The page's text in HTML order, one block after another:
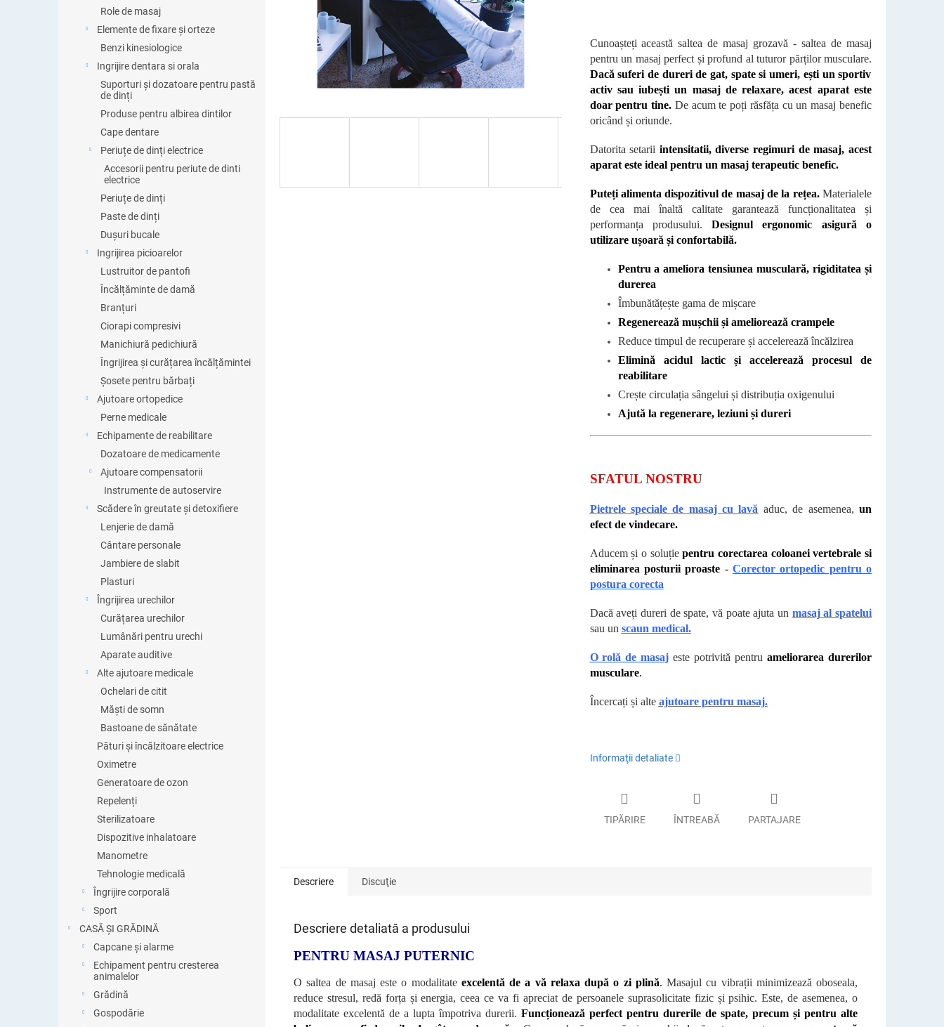
Role de masaj
Elemente de fixare și orteze
Benzi kinesiologice
Ingrijire dentara si orala
Suporturi și dozatoare pentru pastă
de dinți
Produse pentru albirea dintilor
Cape dentare
Periuțe de dinți electrice
Accesorii pentru periute de dinti
electrice
Periuțe de dinți
Paste de dinți
Dușuri bucale
Ingrijirea picioarelor
Lustruitor de pantofi
Încălțăminte de damă
Branțuri
Ciorapi compresivi
Manichiură pedichiură
Îngrijirea și curățarea încălțămintei
Șosete pentru bărbați
Ajutoare ortopedice
Perne medicale
Echipamente de reabilitare
Dozatoare de medicamente
Ajutoare compensatorii
Instrumente de autoservire
Scădere în greutate și detoxifiere
Lenjerie de damă
Cântare personale
Jambiere de slabit
Plasturi
Îngrijirea urechilor
Curățarea urechilor
Lumânări pentru urechi
Aparate auditive
Alte ajutoare medicale
Ochelari de citit
Măști de somn
Bastoane de sănătate
Pături și încălzitoare electrice
Oximetre
Generatoare de ozon
Repelenți
Sterilizatoare
Dispozitive inhalatoare
Manometre
Tehnologie medicală
Îngrijire corporală
Sport
CASĂ ȘI GRĂDINĂ
Capcane și alarme
Echipament pentru cresterea
animalelor
Grădină
Gospodărie
Cunoașteți această saltea de masaj grozavă - saltea de masaj
pentru un masaj perfect și profund al tuturor părților musculare.
Dacă suferi de dureri de gat, spate si umeri, ești un sportiv
activ sau iubești un masaj de relaxare, acest aparat este
doar pentru tine. De acum te poți răsfăța cu un masaj benefic
oricând și oriunde.
Datorita setarii intensitatii, diverse regimuri de masaj, acest
aparat este ideal pentru un masaj terapeutic benefic.
Puteți alimenta dispozitivul de masaj de la rețea.Materialele
de cea mai înaltă calitate garantează funcționalitatea și
performanța produsului.Designul ergonomic asigură o
utilizare ușoară și confortabilă.
Pentru a ameliora tensiunea musculară, rigiditatea și
durerea
Îmbunătățește gama de mișcare
Regenerează mușchii și ameliorează crampele
Reduce timpul de recuperare și accelerează încălzirea
Elimină acidul lactic și accelerează procesul de
reabilitare
Crește circulația sângelui și distribuția oxigenului
Ajută la regenerare, leziuni și dureri
SFATUL NOSTRU
Pietrele speciale de masaj cu lavă aduc, de asemenea,un
efect de vindecare.
Aducem și o soluțiepentru corectarea coloanei vertebrale si
eliminarea posturii proaste - Corector ortopedic pentru o
postura corecta
Dacă aveți dureri de spate, vă poate ajuta un masaj al spatelui
sau un scaun medical.
O rolă de masaj este potrivită pentruameliorarea durerilor
musculare.
Încercați și alte ajutoare pentru masaj.
Informaţii detaliate
TIPĂRIRE ÎNTREABĂ PARTAJARE
Descriere Discuţie
Descriere detaliată a produsului
PENTRU MASAJ PUTERNIC
O saltea de masaj este o modalitate excelentă de a vă relaxa după o zi plină. Masajul cu vibrații minimizează oboseala,
reduce stresul, redă forța și energia, ceea ce va fi apreciat de persoanele suprasolicitate fizic și psihic. Este, de asemenea, o
modalitate excelentă de a lupta împotriva durerii. Funcționează perfect pentru durerile de spate, precum și pentru alte